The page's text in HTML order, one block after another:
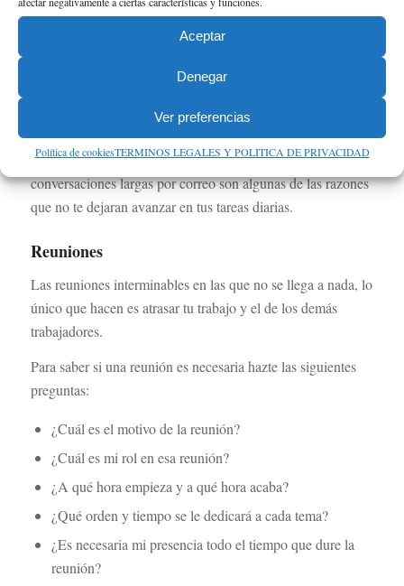
Aceptar
Denegar
Ver preferencias
Política de cookiesTERMINOS LEGALES Y POLITICA DE PRIVACIDAD
Cuando las tareas sean inmediatas o urgentes, evita usar el
se requiera. Tratar las cosas de primera mano, te permitirá
El esperar contestaciones por correo que no llegan, el tener
que ordenar la llegada de emails importantes, tener
conversaciones largas por correo son algunas de las razones
que no te dejaran avanzar en tus tareas diarias.
Reuniones
Las reuniones interminables en las que no se llega a nada, lo
único que hacen es atrasar tu trabajo y el de los demás
trabajadores.
Para saber si una reunión es necesaria hazte las siguientes
preguntas:
¿Cuál es el motivo de la reunión?
¿Cuál es mi rol en esa reunión?
¿A qué hora empieza y a qué hora acaba?
¿Qué orden y tiempo se le dedicará a cada tema?
¿Es necesaria mi presencia todo el tiempo que dure la
reunión?